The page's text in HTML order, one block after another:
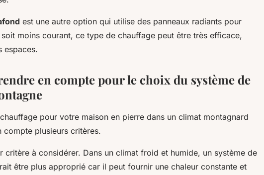
est une autre option qui utilise des panneaux radiants pour
soit moins courant, ce type de chauffage peut être très efficace,
espaces.
en compte pour le choix du système de
pour votre maison en pierre dans un climat montagnard
compte plusieurs critères.
critère à considérer. Dans un climat froid et humide, un système de
être plus approprié car il peut fournir une chaleur constante et